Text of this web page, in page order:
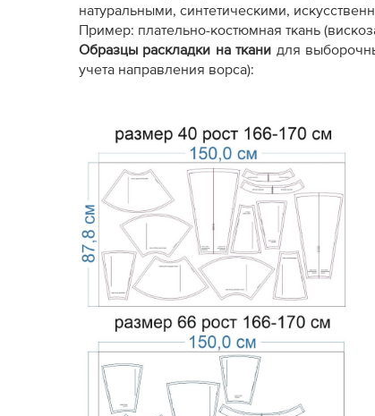
натуральными, синтетическими,
Пример: плательно-костюмная ткань
Образцы раскладки на ткани для
учета направления ворса):